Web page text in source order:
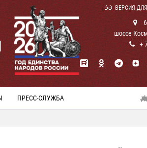
ВЕРСИЯ
шоссе
+
ПРЕСС-СЛУЖБА